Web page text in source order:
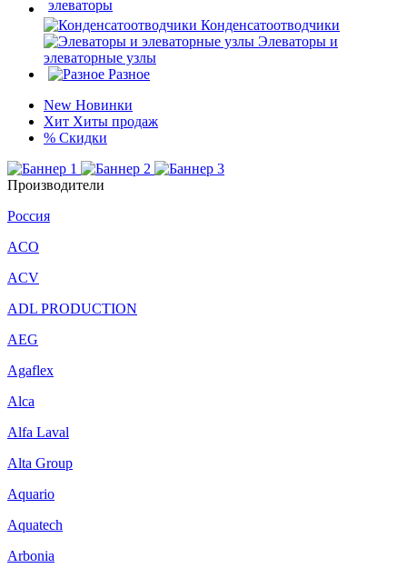
Конденсатоотводчики
Элеваторы и
элеваторные узлы
Разное
New Новинки
Хит Хиты продаж
% Скидки
Производители
Россия
ACO
ACV
ADL PRODUCTION
AEG
Agaflex
Alca
Alfa Laval
Alta Group
Aquario
Aquatech
Arbonia